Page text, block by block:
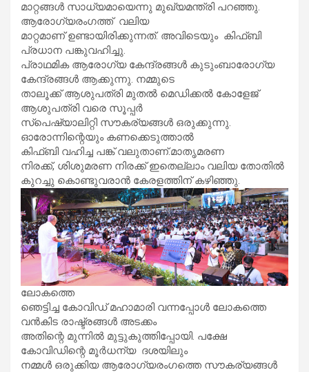
മാറ്റങ്ങൾ സാധ്യമായെന്നു മുഖ്യമന്ത്രി പറഞ്ഞു.
ആരോഗ്യരംഗത്ത് വലിയ
മാറ്റമാണ് ഉണ്ടായിരിക്കുന്നത്. അവിടെയും കിഫ്ബി
പ്രധാന പങ്കുവഹിച്ചു.
പ്രാഥമിക ആരോഗ്യ കേന്ദ്രങ്ങൾ കുടുംബാരോഗ്യ
കേന്ദ്രങ്ങൾ ആക്കുന്നു. നമ്മുടെ
താലൂക്ക് ആശുപത്രി മുതൽ മെഡിക്കൽ കോളേജ്
ആശുപത്രി വരെ സൂപ്പർ
സ്പെഷ്യാലിറ്റി സൗകര്യങ്ങൾ ഒരുക്കുന്നു.
ഓരോന്നിന്റെയും കണക്കെടുത്താൽ
കിഫ്ബി വഹിച്ച പങ്ക് വലുതാണ്.മാതൃമരണ
നിരക്ക്, ശിശുമരണ നിരക്ക് ഇതെല്ലാം വലിയ തോതിൽ
കുറച്ചു കൊണ്ടുവരാൻ കേരളത്തിന് കഴിഞ്ഞു.
ലോകത്തെ
ഞെട്ടിച്ച കോവിഡ് മഹാമാരി വന്നപ്പോൾ ലോകത്തെ
വൻകിട രാഷ്ട്രങ്ങൾ അടക്കം
അതിന്റെ മുന്നിൽ മുട്ടുകുത്തിപ്പോയി. പക്ഷേ
കോവിഡിന്റെ മൂർധന്യ ദശയിലും
നമ്മൾ ഒരുക്കിയ ആരോഗ്യരംഗത്തെ സൗകര്യങ്ങൾ